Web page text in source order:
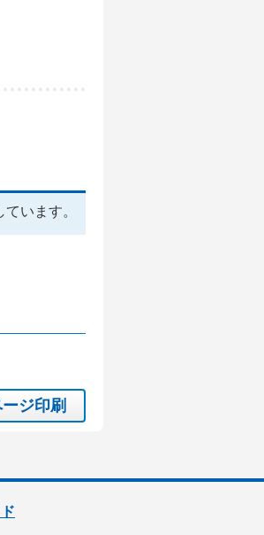
います。
ジ印刷